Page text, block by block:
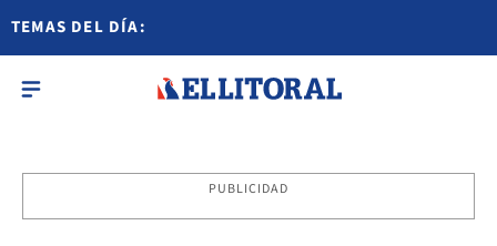
TEMAS DEL DÍA:
PUBLICIDAD